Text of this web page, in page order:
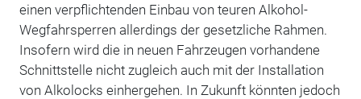
einen verpflichtenden Einbau von teuren Alkohol-
Wegfahrsperren allerdings der gesetzliche Rahmen.
Insofern wird die in neuen Fahrzeugen vorhandene
Schnittstelle nicht zugleich auch mit der Installation
von Alkolocks einhergehen. In Zukunft könnten jedoch